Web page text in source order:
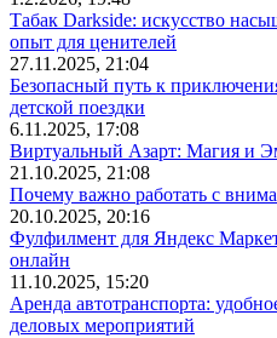
Табак Darkside: искусство
опыт для ценителей
27.11.2025, 21:04
Безопасный путь к
детской поездки
6.11.2025, 17:08
Виртуальный Азарт: Магия и
21.10.2025, 21:08
Почему важно работать с
20.10.2025, 20:16
Фулфилмент для Яндекс
онлайн
11.10.2025, 15:20
Аренда автотранспорта:
деловых мероприятий